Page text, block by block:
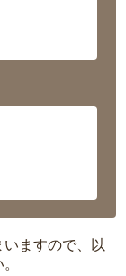
ますので、以